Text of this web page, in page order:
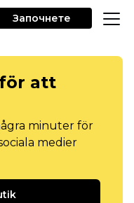
Започнете
att
minuter för
medier